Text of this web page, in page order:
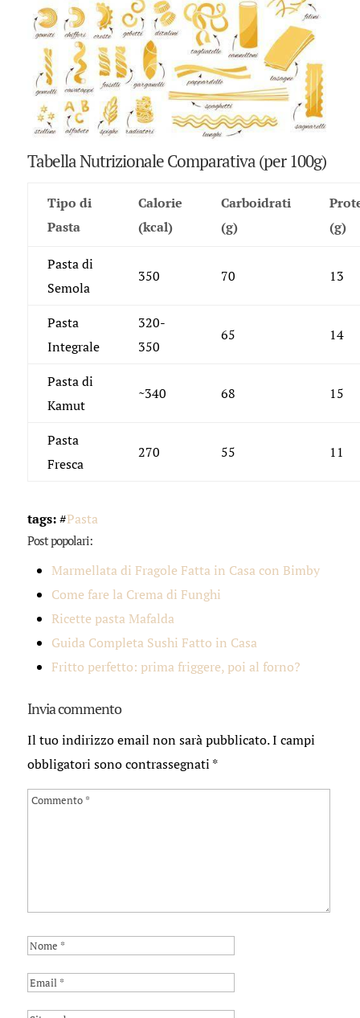
Tabella Nutrizionale Comparativa (per 100g)
Tipo di
Pasta
Calorie
(kcal)
Carboidrati
(g)
(g)
Pasta di
Semola
350 70 13
Pasta
Integrale
320-
350
65 14
Pasta di
Kamut
~340 68 15
Pasta
Fresca
270 55 11
tags:#Pasta
Post popolari:
Marmellata di Fragole Fatta in Casa con Bimby
Come fare la Crema di Funghi
Ricette pasta Mafalda
Guida Completa Sushi Fatto in Casa
Fritto perfetto: prima friggere, poi al forno?
Invia commento
Il tuo indirizzo email non sarà pubblicato. I campi
obbligatori sono contrassegnati *